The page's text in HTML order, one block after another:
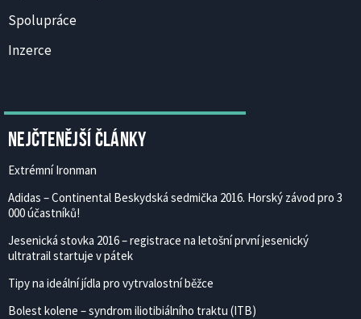
Spolupráce
Inzerce
Nejčtenější články
Extrémní Ironman
Adidas – Continental Beskydská sedmička 2016. Horský závod pro 3
000 účastníků!
Jesenická stovka 2016 – registrace na letošní první jesenický
ultratrail startuje v pátek
Tipy na ideální jídla pro vytrvalostní běžce
Bolest kolene – syndrom iliotibiálního traktu (ITB)